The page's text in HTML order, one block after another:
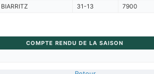
BIARRITZ 31-13 7900
COMPTE RENDU DE LA SAISON